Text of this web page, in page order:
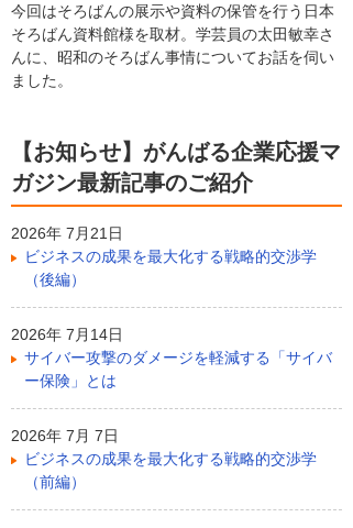
今回はそろばんの展示や資料の保管を行う日本
そろばん資料館様を取材。学芸員の太田敏幸さ
んに、昭和のそろばん事情についてお話を伺い
ました。
【お知らせ】がんばる企業応援マ
ガジン最新記事のご紹介
2026年 7月21日
ビジネスの成果を最大化する戦略的交渉学
（後編）
2026年 7月14日
サイバー攻撃のダメージを軽減する「サイバ
ー保険」とは
2026年 7月 7日
ビジネスの成果を最大化する戦略的交渉学
（前編）